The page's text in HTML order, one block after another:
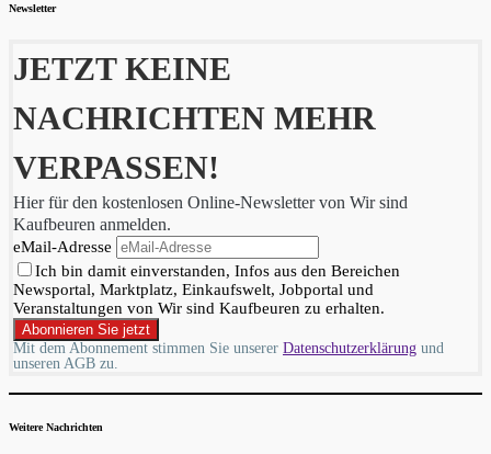
Newsletter
JETZT KEINE
NACHRICHTEN MEHR
VERPASSEN!
Hier für den kostenlosen Online-Newsletter von Wir sind
Kaufbeuren anmelden.
eMail-Adresse
Ich bin damit einverstanden, Infos aus den Bereichen
Newsportal, Marktplatz, Einkaufswelt, Jobportal und
Veranstaltungen von Wir sind Kaufbeuren zu erhalten.
Mit dem Abonnement stimmen Sie unserer Datenschutzerklärung und
unseren AGB zu.
Weitere Nachrichten